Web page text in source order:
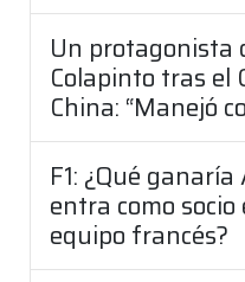
Un protagonista
Colapinto tras el
China: “Manejó
F1: ¿Qué
entra como
equipo francés?